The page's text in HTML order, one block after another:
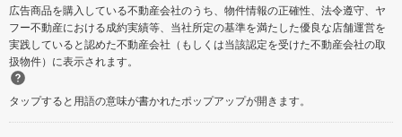
広告商品を購入している不動産会社のうち、物件情報の正確性、法令遵守、ヤ
フー不動産における成約実績等、当社所定の基準を満たした優良な店舗運営を
実践していると認めた不動産会社（もしくは当該認定を受けた不動産会社の取
扱物件）に表示されます。
タップすると用語の意味が書かれたポップアップが開きます。